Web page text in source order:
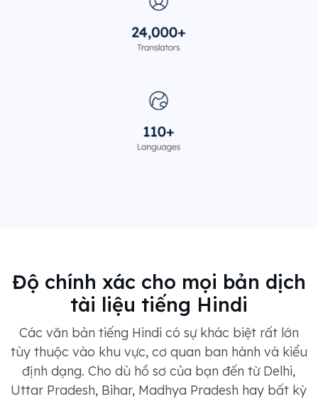
Độ chính xác cho mọi bản dịch
tài liệu tiếng Hindi
Các văn bản tiếng Hindi có sự khác biệt rất lớn
tùy thuộc vào khu vực, cơ quan ban hành và kiểu
định dạng. Cho dù hồ sơ của bạn đến từ Delhi,
Uttar Pradesh, Bihar, Madhya Pradesh hay bất kỳ